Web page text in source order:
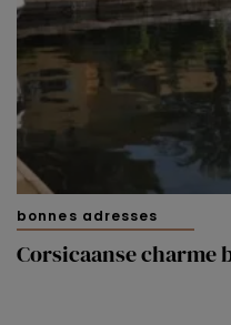
bonnes adresses
Corsicaanse charme